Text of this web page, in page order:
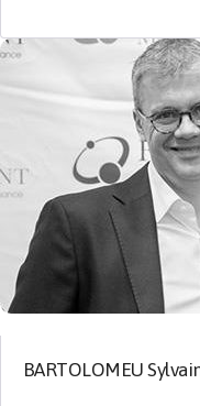
BARTOLOMEU